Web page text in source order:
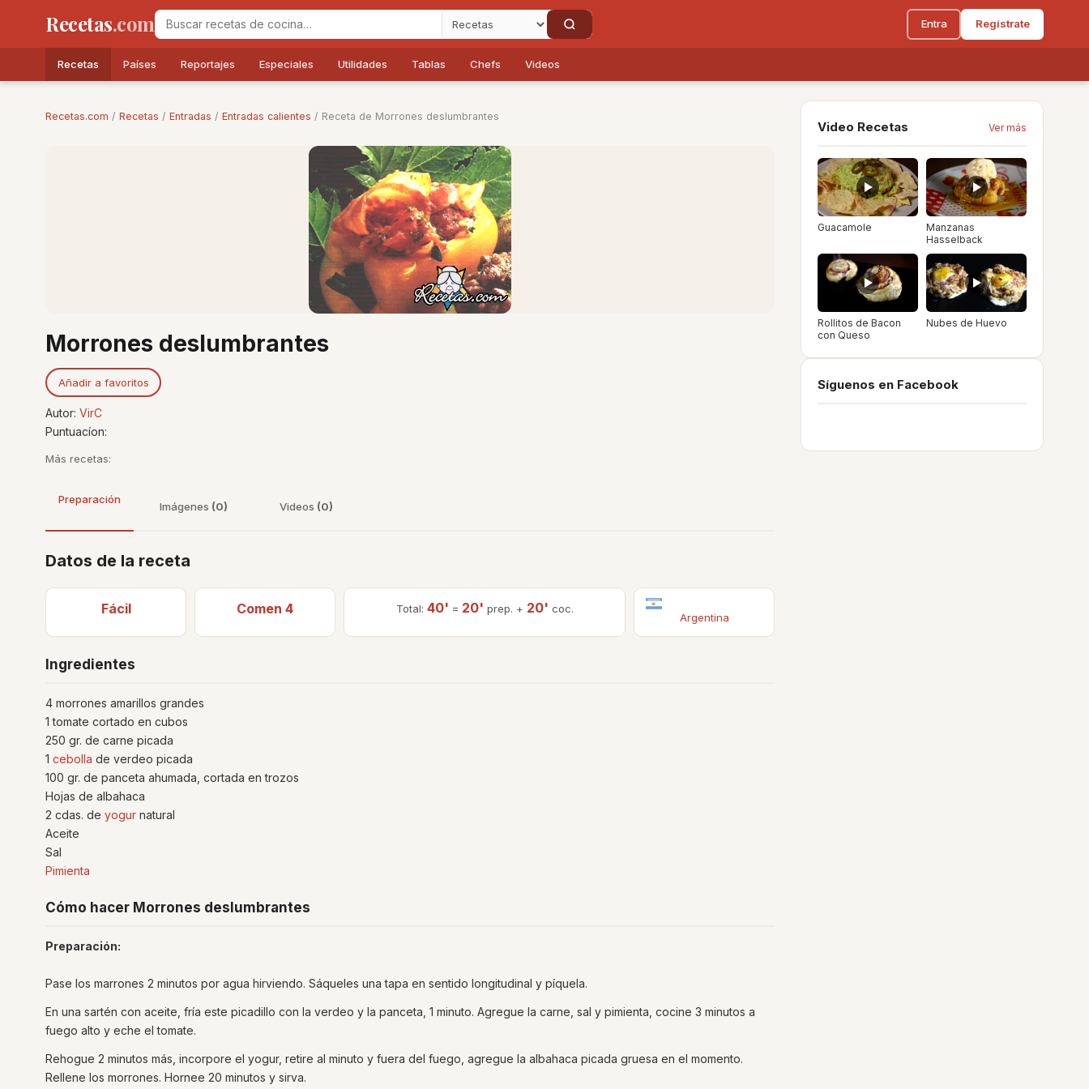
Recetas.com Entra Regístrate
Recetas Países Reportajes Especiales Utilidades Tablas Chefs Videos
Recetas.com / Recetas / Entradas / Entradas calientes / Receta de Morrones deslumbrantes
Morrones deslumbrantes
Añadir a favoritos
Autor: VirC
Puntuacíon:
Más recetas:
Preparación
Imágenes (0) Videos (0)
Datos de la receta
Fácil Comen 4 Total: 40' = 20' prep. + 20' coc.
Argentina
Ingredientes
4 morrones amarillos grandes
1 tomate cortado en cubos
250 gr. de carne picada
1 cebolla de verdeo picada
100 gr. de panceta ahumada, cortada en trozos
Hojas de albahaca
2 cdas. de yogur natural
Aceite
Sal
Pimienta
Cómo hacer Morrones deslumbrantes
Preparación:
Pase los marrones 2 minutos por agua hirviendo. Sáqueles una tapa en sentido longitudinal y píquela.
En una sartén con aceite, fría este picadillo con la verdeo y la panceta, 1 minuto. Agregue la carne, sal y pimienta, cocine 3 minutos a
fuego alto y eche el tomate.
Rehogue 2 minutos más, incorpore el yogur, retire al minuto y fuera del fuego, agregue la albahaca picada gruesa en el momento.
Rellene los morrones. Hornee 20 minutos y sirva.
Video Recetas Ver más
Guacamole
Manzanas
Hasselback
Rollitos de Bacon
con Queso
Nubes de Huevo
Síguenos en Facebook